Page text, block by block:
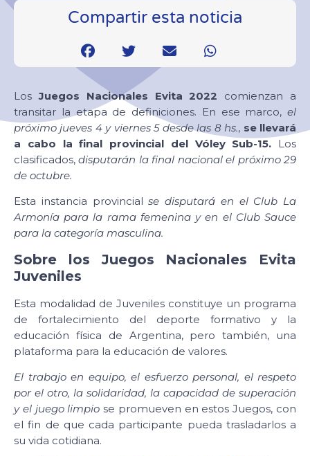
Compartir esta noticia
LosJuegos Nacionales Evita 2022 comienzan a
transitar la etapa de definiciones. En ese marco, el
próximo jueves 4 y viernes 5 desde las 8 hs., se llevará
a cabo la final provincial del Vóley Sub-15. Los
clasificados,disputarán la final nacional el próximo 29
de octubre.
Esta instancia provincialse disputará en el Club La
Armonía para la rama femenina y en el Club Sauce
para la categoría masculina.
Sobre los Juegos Nacionales Evita
Juveniles
Esta modalidad de Juveniles constituye un programa
de fortalecimiento del deporte formativo y la
educación física de Argentina, pero también, una
plataforma para la educación de valores.
El trabajo en equipo, el esfuerzo personal, el respeto
por el otro, la solidaridad, la capacidad de superación
y el juego limpio se promueven en estos Juegos, con
el fin de que cada participante pueda trasladarlos a
su vida cotidiana.